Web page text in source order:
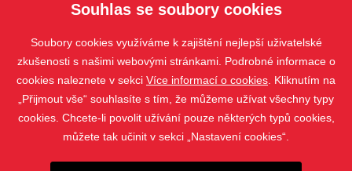
Souhlas se soubory cookies
Soubory cookies využíváme k zajištění nejlepší uživatelské
zkušenosti s našimi webovými stránkami. Podrobné informace o
cookies naleznete v sekci Více informací o cookies . Kliknutím na
„Přijmout vše“ souhlasíte s tím, že můžeme užívat všechny typy
cookies. Chcete-li povolit užívání pouze některých typů cookies,
můžete tak učinit v sekci „Nastavení cookies“.